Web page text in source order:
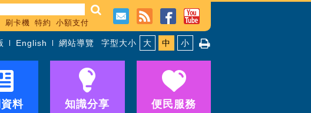
刷卡機 特約 小額支付
English 網站導覽 字型大小 大 中 小
料 知識分享 便民服務